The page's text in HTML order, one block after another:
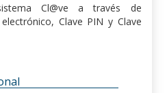
Cl@ve a través de
Clave PIN y Clave